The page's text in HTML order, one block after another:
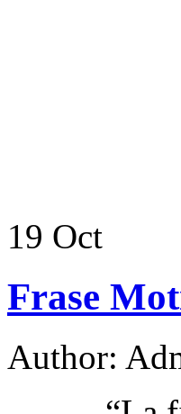
19 Oct
Frase
Author: